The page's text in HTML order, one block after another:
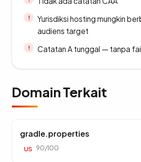
Yurisdiksi hosting mungkin
audiens target
Catatan A tunggal — tanpa
Domain Terkait
gradle.properties
US 90/100